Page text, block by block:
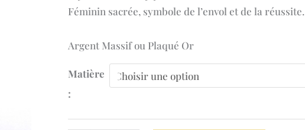
de
99.00 €
Féminin sacrée, symbole de l’envol et de la réussite.
Argent Massif ou Plaqué Or
Matière
: